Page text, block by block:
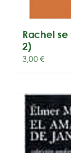
Rachel
2)
3,00€